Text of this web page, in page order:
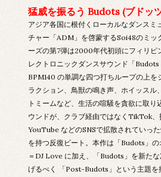
猛威を振るう Budots (ブドッ
アジア各国に根付くローカルなダンスミ
チャー「ADM」を啓蒙するSoi48のミッ
ーズの第7弾は2000年代初頭にフィリピ
レクトロニックダンスサウンド「Budots
BPM140 の単調な四つ打ちループの上を
ラクション、鳥獣の鳴き声、ホイッスル
トミームなど、生活の喧騒を貪欲に取り
ウンドが、クラブ経由ではなくTikTok、
YouTube などのSNSで拡散されていっ
を持つ反復ビート。本作は「Budots」の
＝DJ Love に加え、「Budots」を新た
げるべく 「Post-Budots」という主題を